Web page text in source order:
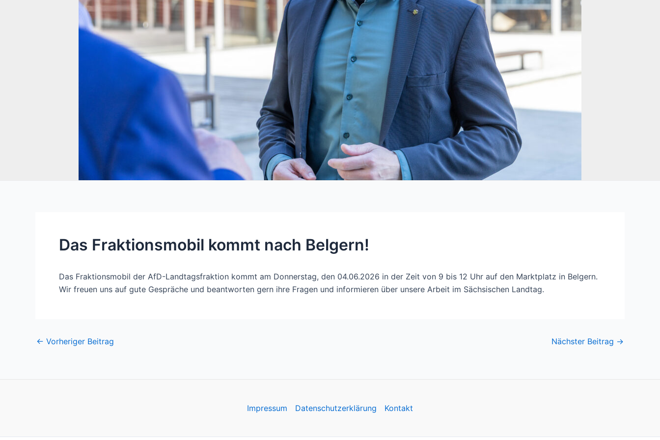
Das Fraktionsmobil kommt nach Belgern!
Das Fraktionsmobil der AfD-Landtagsfraktion kommt am Donnerstag, den 04.06.2026 in der Zeit von 9 bis 12 Uhr auf den Marktplatz in Belgern.
Wir freuen uns auf gute Gespräche und beantworten gern ihre Fragen und informieren über unsere Arbeit im Sächsischen Landtag.
Post
← Vorheriger Beitrag Nächster Beitrag →
Impressum Datenschutzerklärung Kontakt